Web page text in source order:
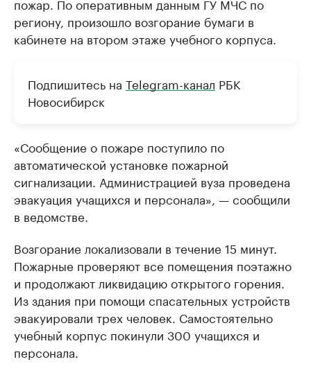
региону, произошло возгорание бумаги в
кабинете на втором этаже учебного корпуса.
Подпишитесь на Telegram-канал РБК
Новосибирск
«Сообщение о пожаре поступило по
автоматической установке пожарной
сигнализации. Администрацией вуза проведена
эвакуация учащихся и персонала», — сообщили
в ведомстве.
Возгорание локализовали в течение 15 минут.
Пожарные проверяют все помещения поэтажно
и продолжают ликвидацию открытого горения.
Из здания при помощи спасательных устройств
эвакуировали трех человек. Самостоятельно
учебный корпус покинули 300 учащихся и
персонала.